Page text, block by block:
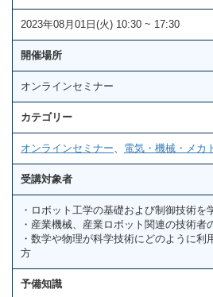
2023年08月01日(火) 10:30 ~ 17:30
開催場所
オンラインセミナー
カテゴリー
オンラインセミナー 電気・機械・メカ
受講対象者
・ロボット工学の基礎および制御技術を
・産業機械、産業ロボット関連の技術者
・数学や物理が科学技術にどのように利
方
予備知識